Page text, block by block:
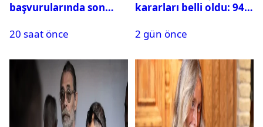
başvurularında son
20 saat önce
kararları belli oldu: 94
2 gün önce